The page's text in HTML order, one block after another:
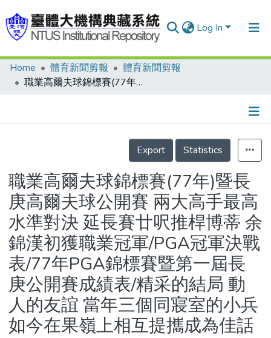
Log In
Communities & Collections
Statistics
Home 體育新聞剪報
體育新聞剪報
職業高爾夫球錦標賽(77年)暨長庚高爾夫球公開賽 兩大高手最高水準對決 延長賽廿呎推桿博蒂 余錦漢初獲職業冠軍/PGA冠軍決戰表/77年PGA錦標賽暨第一屆長庚公開賽成績表/精采的結局 動人的友誼 當年三個同寢室的小兵 如今在果嶺上相互提攜成為佳話
Details
Export
Statistics
職業高爾夫球錦標賽(77年)暨長
庚高爾夫球公開賽 兩大高手最高
水準對決 延長賽廿呎推桿博蒂 余
錦漢初獲職業冠軍/PGA冠軍決戰
表/77年PGA錦標賽暨第一屆長
庚公開賽成績表/精采的結局 動
人的友誼 當年三個同寢室的小兵
如今在果嶺上相互提攜成為佳話